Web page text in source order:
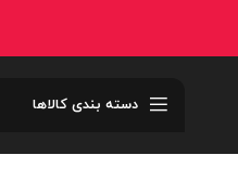
دسته بندی کالاها